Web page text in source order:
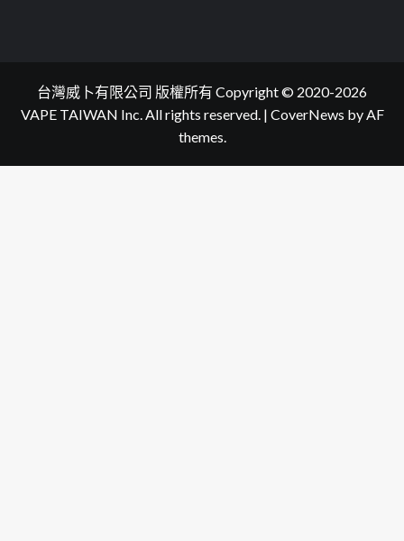
台灣威卜有限公司 版權所有 Copyright © 2020-2026
VAPE TAIWAN Inc. All rights reserved. | CoverNews by AF
themes.